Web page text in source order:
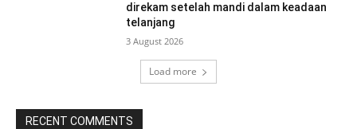
direkam setelah mandi dalam keadaan
telanjang
3 August 2026
Load more
RECENT COMMENTS